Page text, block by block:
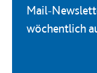
Mail-
wöchentlich